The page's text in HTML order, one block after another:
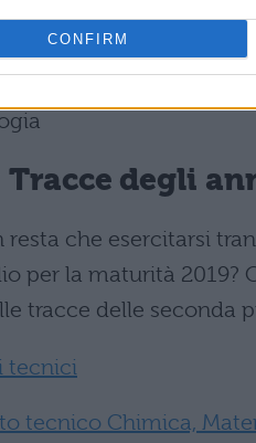
CONFIRM
di controllo
degli
che esercitarsi
per la maturità 2019?
tracce delle seconda
tecnici
tecnico Chimica,